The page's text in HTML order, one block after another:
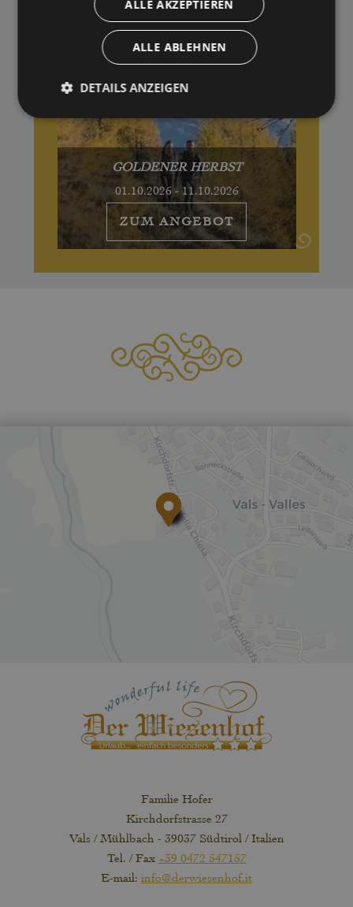
GOLDENER HERBST
01.10.2026 - 11.10.2026
ZUM ANGEBOT
Familie Hofer
Kirchdorfstrasse 27
Vals / Mühlbach - 39037 Südtirol / Italien
Tel. / Fax +39 0472 547157
E-mail: info@derwiesenhof.it
ALLE AKZEPTIEREN
ALLE ABLEHNEN
DETAILS ANZEIGEN